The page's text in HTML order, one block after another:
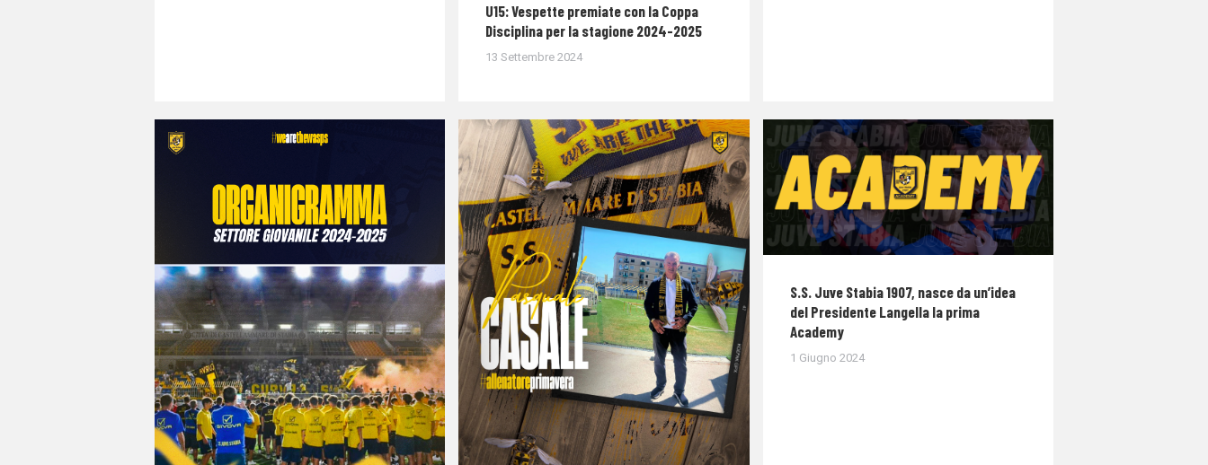
U15: Vespette premiate con la Coppa
Disciplina per la stagione 2024-2025
13 Settembre 2024
S.S. Juve Stabia 1907, nasce da un’idea
del Presidente Langella la prima
Academy
1 Giugno 2024